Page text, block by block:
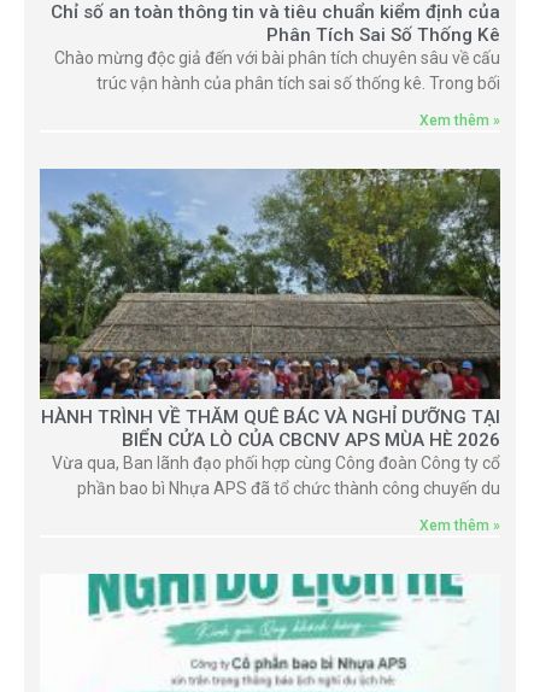
Chỉ số an toàn thông tin và tiêu chuẩn kiểm định của
Phân Tích Sai Số Thống Kê
Chào mừng độc giả đến với bài phân tích chuyên sâu về cấu
trúc vận hành của phân tích sai số thống kê. Trong bối
Xem thêm »
HÀNH TRÌNH VỀ THĂM QUÊ BÁC VÀ NGHỈ DƯỠNG TẠI
BIỂN CỬA LÒ CỦA CBCNV APS MÙA HÈ 2026
Vừa qua, Ban lãnh đạo phối hợp cùng Công đoàn Công ty cổ
phần bao bì Nhựa APS đã tổ chức thành công chuyến du
Xem thêm »